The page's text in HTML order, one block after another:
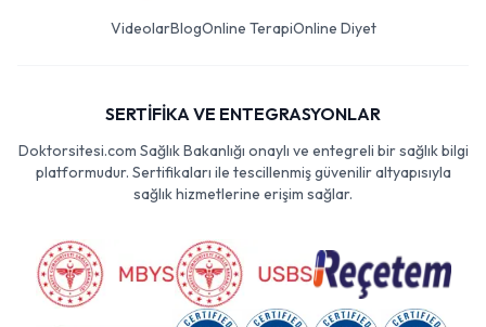
VideolarBlogOnline TerapiOnline Diyet
SERTİFİKA VE ENTEGRASYONLAR
Doktorsitesi.com Sağlık Bakanlığı onaylı ve entegreli bir sağlık bilgi
platformudur. Sertifikaları ile tescillenmiş güvenilir altyapısıyla
sağlık hizmetlerine erişim sağlar.